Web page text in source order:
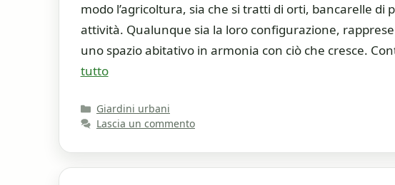
modo l’agricoltura, sia che si tratti di orti, bancarelle
attività. Qualunque sia la loro configurazione,
uno spazio abitativo in armonia con ciò che cresce.
tutto
Categorie
Giardini urbani
Lascia un commento